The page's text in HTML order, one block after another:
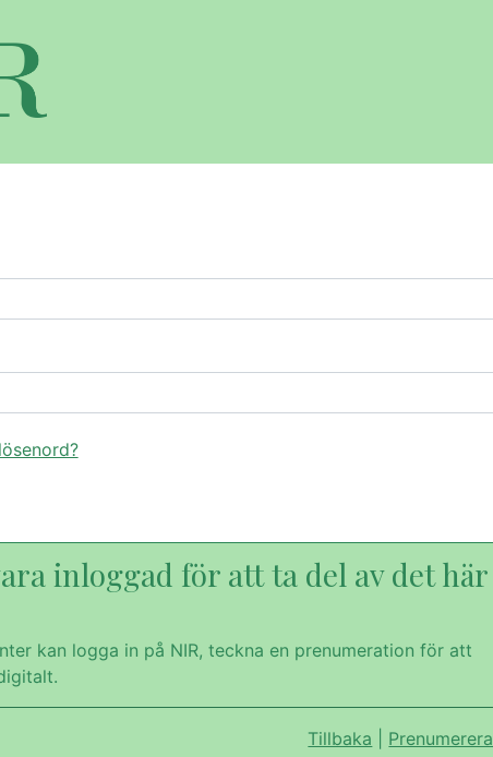
inloggad för att ta del av det här
kan logga in på NIR, teckna en prenumeration för att
Tillbaka Prenumerera